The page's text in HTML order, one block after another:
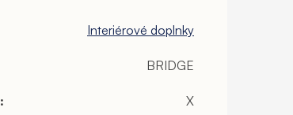
Interiérové doplnky
BRIDGE
: X